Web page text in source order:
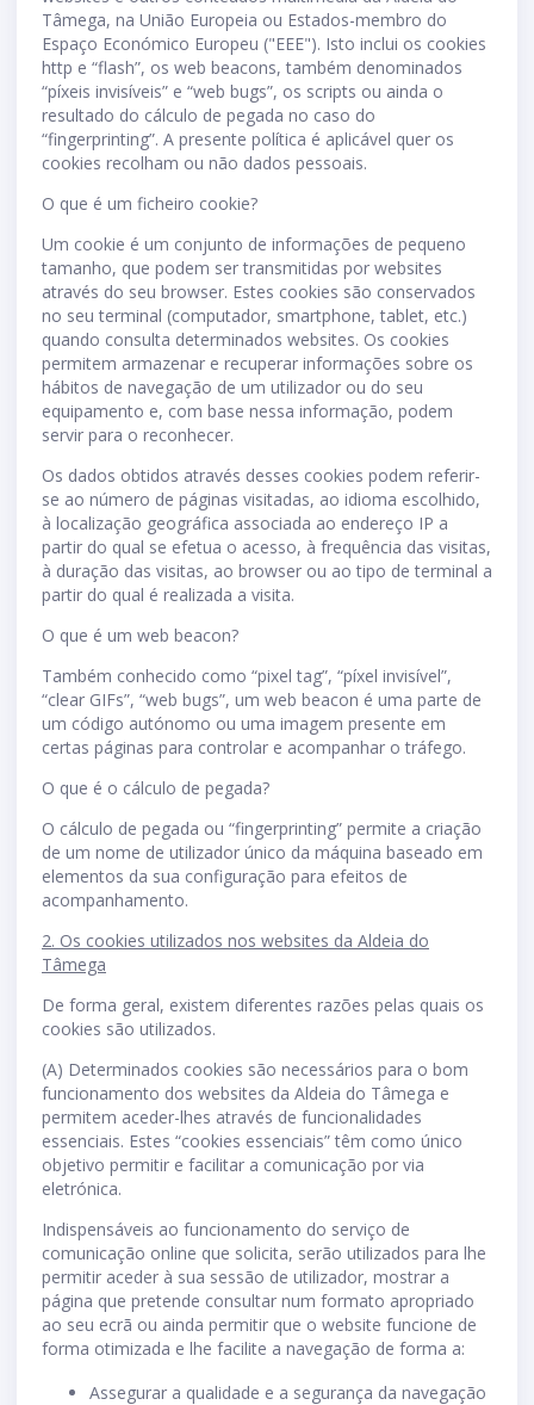
Tâmega, na União Europeia ou Estados-membro do
Espaço Económico Europeu ("EEE"). Isto inclui os cookies
http e “flash”, os web beacons, também denominados
“píxeis invisíveis” e “web bugs”, os scripts ou ainda o
resultado do cálculo de pegada no caso do
“fingerprinting”. A presente política é aplicável quer os
cookies recolham ou não dados pessoais.
O que é um ficheiro cookie?
Um cookie é um conjunto de informações de pequeno
tamanho, que podem ser transmitidas por websites
através do seu browser. Estes cookies são conservados
no seu terminal (computador, smartphone, tablet, etc.)
quando consulta determinados websites. Os cookies
permitem armazenar e recuperar informações sobre os
hábitos de navegação de um utilizador ou do seu
equipamento e, com base nessa informação, podem
servir para o reconhecer.
Os dados obtidos através desses cookies podem referir-
se ao número de páginas visitadas, ao idioma escolhido,
à localização geográfica associada ao endereço IP a
partir do qual se efetua o acesso, à frequência das visitas,
à duração das visitas, ao browser ou ao tipo de terminal a
partir do qual é realizada a visita.
O que é um web beacon?
Também conhecido como “pixel tag”, “píxel invisível”,
“clear GIFs”, “web bugs”, um web beacon é uma parte de
um código autónomo ou uma imagem presente em
certas páginas para controlar e acompanhar o tráfego.
O que é o cálculo de pegada?
O cálculo de pegada ou “fingerprinting” permite a criação
de um nome de utilizador único da máquina baseado em
elementos da sua configuração para efeitos de
acompanhamento.
2. Os cookies utilizados nos websites da Aldeia do
Tâmega
De forma geral, existem diferentes razões pelas quais os
cookies são utilizados.
(A) Determinados cookies são necessários para o bom
funcionamento dos websites da Aldeia do Tâmega e
permitem aceder-lhes através de funcionalidades
essenciais. Estes “cookies essenciais” têm como único
objetivo permitir e facilitar a comunicação por via
eletrónica.
Indispensáveis ao funcionamento do serviço de
comunicação online que solicita, serão utilizados para lhe
permitir aceder à sua sessão de utilizador, mostrar a
página que pretende consultar num formato apropriado
ao seu ecrã ou ainda permitir que o website funcione de
forma otimizada e lhe facilite a navegação de forma a:
Assegurar a qualidade e a segurança da navegação